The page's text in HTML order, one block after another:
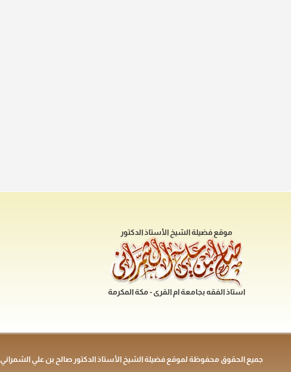
موقع فضيلة الشيخ الأستاذ الدكتور
استاذ الفقه بجامعة ام القرى - مكة المكرمة
جميع الحقوق محفوظة لموقع فضيلة الشيخ الأستاذ الدكتور صالح بن علي الشمراني